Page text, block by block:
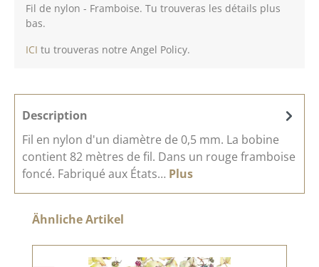
Fil de nylon - Framboise. Tu trouveras les détails plus
bas.
ICI tu trouveras notre Angel Policy.
Description
Fil en nylon d'un diamètre de 0,5 mm. La bobine
contient 82 mètres de fil. Dans un rouge framboise
foncé. Fabriqué aux États… Plus
Ignorer la galerie de produits
Ähnliche Artikel